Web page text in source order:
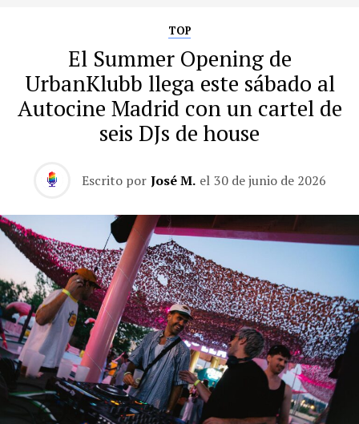
TOP
El Summer Opening de
UrbanKlubb llega este sábado al
Autocine Madrid con un cartel de
seis DJs de house
Escrito por José M. el 30 de junio de 2026